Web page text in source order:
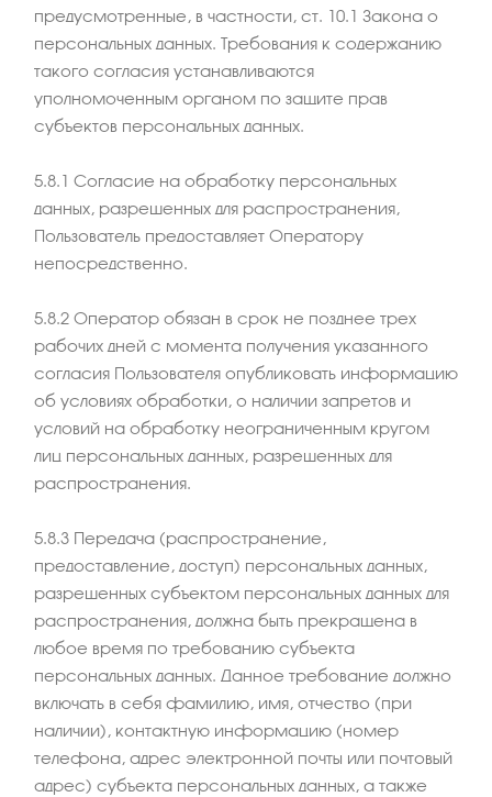
предусмотренные, в частности, ст. 10.1 Закона о
персональных данных. Требования к содержанию
такого согласия устанавливаются
уполномоченным органом по защите прав
субъектов персональных данных.
5.8.1 Согласие на обработку персональных
данных, разрешенных для распространения,
Пользователь предоставляет Оператору
непосредственно.
5.8.2 Оператор обязан в срок не позднее трех
рабочих дней с момента получения указанного
согласия Пользователя опубликовать информацию
об условиях обработки, о наличии запретов и
условий на обработку неограниченным кругом
лиц персональных данных, разрешенных для
распространения.
5.8.3 Передача (распространение,
предоставление, доступ) персональных данных,
разрешенных субъектом персональных данных для
распространения, должна быть прекращена в
любое время по требованию субъекта
персональных данных. Данное требование должно
включать в себя фамилию, имя, отчество (при
наличии), контактную информацию (номер
телефона, адрес электронной почты или почтовый
адрес) субъекта персональных данных, а также